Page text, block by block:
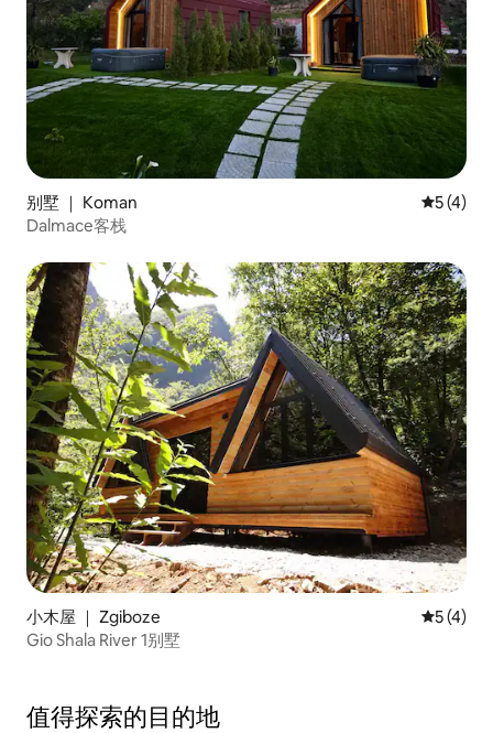
别墅 ｜ Koman 平均评分
5 (4)
Dalmace客栈
小木屋 ｜ Zgiboze 平均评分
5 (4)
Gio Shala River 1别墅
值得探索的目的地